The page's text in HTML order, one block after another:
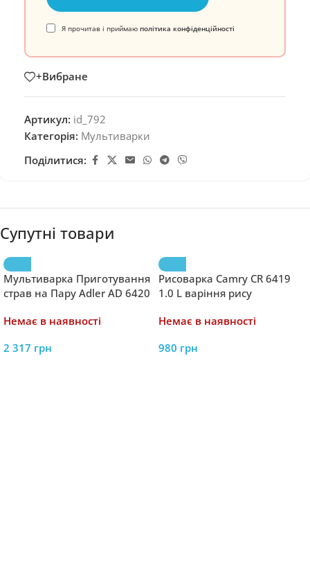
Я прочитав і приймаю політика конфіденційності
+Вибране
Артикул: id_792
Категорія: Мультиварки
Поділитися:
Супутні товари
Мультиварка Приготування
страв на Пару Adler AD 6420
Немає в наявності
2 317 грн
Рисоварка Camry CR 6419
1.0 L варіння рису
Немає в наявності
980 грн